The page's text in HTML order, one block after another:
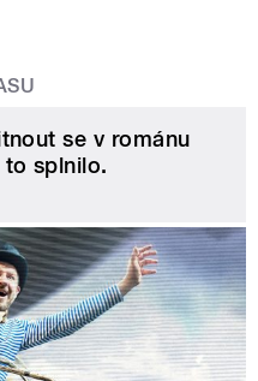
se v románu
to splnilo.